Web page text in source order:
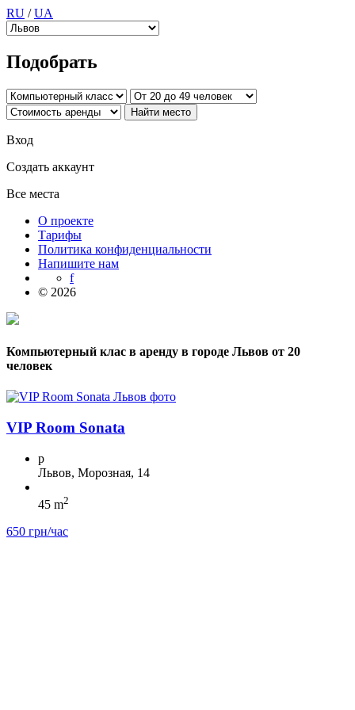
RU /UA
Подобрать
Вход
Создать аккаунт
Все места
О проекте
Тарифы
Политика конфиденциальности
Напишите нам
f
© 2026
Компьютерный клас в аренду в городе Львов от 20
человек
VIP Room Sonata
p
Львов, Морозная, 14
45 m2
650 грн/час